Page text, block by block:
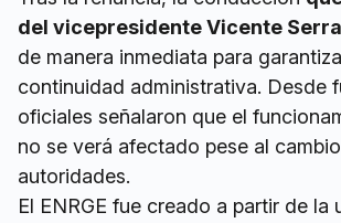
del vicepresidente Vicente Serra
de manera inmediata para
continuidad administrativa. Desde
oficiales señalaron que el
no se verá afectado pese al
autoridades.
El ENRGE fue creado a partir de la